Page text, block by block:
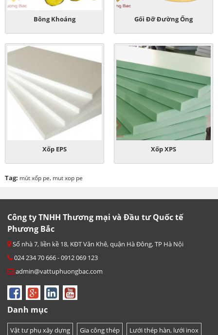
Bông Khoáng Gối Đỡ Đường Ống
Xốp EPS Xốp XPS
Tag: mút xốp pe, mut xop pe
Công ty TNHH Thương mại và Đầu tư Quốc tế
Phương Bắc
Số nhà 7, liền kề 18, KĐT Văn Khê, quận Hà Đông, TP Hà Nội
024 234 70 666 - 0912 069 123
admin@vattuphuongbac.com
Danh mục
Vật tư phụ xây dựng Gia công thép Lưới thép hàn, lưới inox